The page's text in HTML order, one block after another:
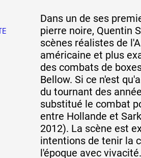
Partenaires
Crédits
Dans un de ses
pierre noire, Quentin
scènes réalistes de
américaine et plus
des combats de
Bellow. Si ce n'est
du tournant des
substitué le combat
entre Hollande et
2012). La scène est
intentions de tenir la
l'époque avec